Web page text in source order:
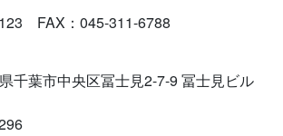
FAX：045-311-6788
千葉市中央区冨士見2-7-9 冨士見ビル